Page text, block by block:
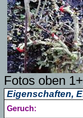
Fotos oben
Eigenschaften,
Geruch: